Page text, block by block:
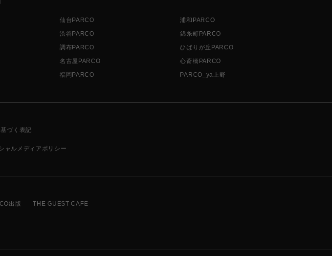
仙台PARCO
浦和PARCO
渋谷PARCO
錦糸町PARCO
調布PARCO
ひばりが丘PARCO
名古屋PARCO
心斎橋PARCO
福岡PARCO PARCO_ya上野
づく表記
ャルメディアポリシー
出版 THE GUEST CAFE